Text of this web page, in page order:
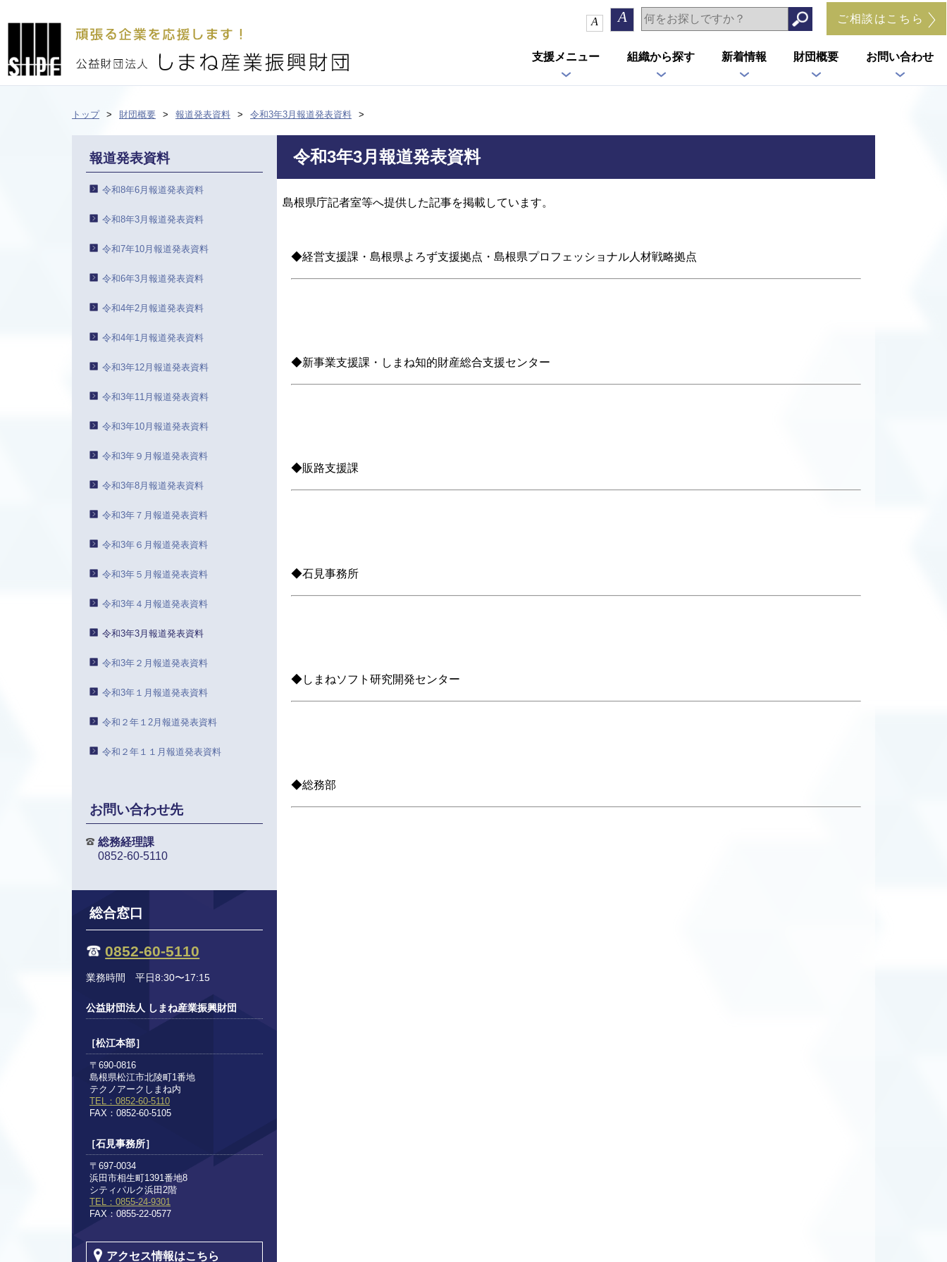
A A ご相談はこちら
支援メニュー 組織から探す 新着情報 財団概要 お問い合わせ
トップ 財団概要 報道発表資料 令和3年3月報道発表資料
令和3年3月報道発表資料
島根県庁記者室等へ提供した記事を掲載しています。
◆経営支援課・島根県よろず支援拠点・島根県プロフェッショナル人材戦略拠点
◆新事業支援課・しまね知的財産総合支援センター
◆販路支援課
◆石見事務所
◆しまねソフト研究開発センター
◆総務部
報道発表資料
令和8年6月報道発表資料
令和8年3月報道発表資料
令和7年10月報道発表資料
令和6年3月報道発表資料
令和4年2月報道発表資料
令和4年1月報道発表資料
令和3年12月報道発表資料
令和3年11月報道発表資料
令和3年10月報道発表資料
令和3年９月報道発表資料
令和3年8月報道発表資料
令和3年７月報道発表資料
令和3年６月報道発表資料
令和3年５月報道発表資料
令和3年４月報道発表資料
令和3年3月報道発表資料
令和3年２月報道発表資料
令和3年１月報道発表資料
令和２年１2月報道発表資料
令和２年１１月報道発表資料
お問い合わせ先
総務経理課
0852-60-5110
総合窓口
0852-60-5110
業務時間 平日8:30〜17:15
公益財団法人 しまね産業振興財団
［松江本部］
〒690-0816
島根県松江市北陵町1番地
テクノアークしまね内
TEL：0852-60-5110
FAX：0852-60-5105
［石見事務所］
〒697-0034
浜田市相生町1391番地8
シティパルク浜田2階
TEL：0855-24-9301
FAX：0855-22-0577
アクセス情報はこちら